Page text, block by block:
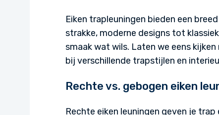
Eiken trapleuningen bieden een
strakke, moderne designs tot
smaak wat wils. Laten we eens
bij verschillende trapstijlen en
Rechte vs. gebogen eiken
Rechte eiken leuningen geven je